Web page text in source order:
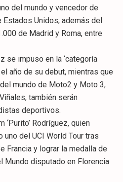
del mundo y vencedor de
Estados Unidos, además del
de Madrid y Roma, entre
se impuso en la ‘categoría
año de su debut, mientras que
mundo de Moto2 y Moto 3,
también serán
deportivos.
‘Purito’ Rodríguez, quien
del UCI World Tour tras
Francia y lograr la medalla de
Mundo disputado en Florencia